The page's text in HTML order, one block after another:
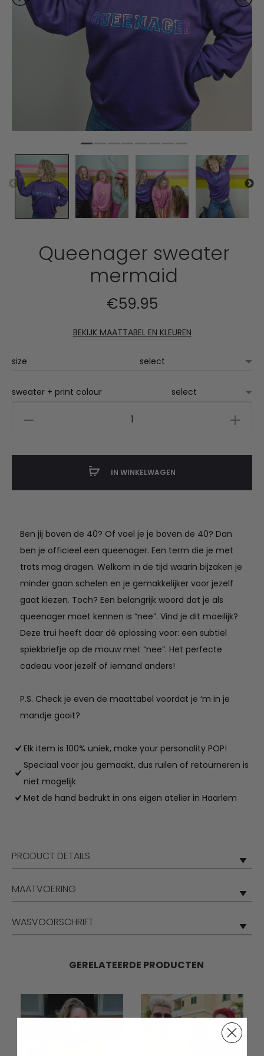
Queenager sweater
mermaid
Ben jij boven de 40? Of voel je je boven de 40? Dan
ben je officieel een queenager. Een term die je met
trots mag dragen. Welkom in de tijd waarin bijzaken je
minder gaan schelen en je gemakkelijker voor jezelf
gaat kiezen. Toch? Een belangrijk woord dat je als
queenager moet kennen is “nee”. Vind je dit moeilijk?
Deze trui heeft daar dé oplossing voor: een subtiel
spiekbriefje op de mouw met “nee”. Het perfecte
cadeau voor jezelf of iemand anders!
P.S. Check je even de maattabel voordat je ‘m in je
mandje gooit?
€59.95
Elk item is 100% uniek, make your personality POP!
Speciaal voor jou gemaakt, dus ruilen of retourneren is
niet mogelijk
Met de hand bedrukt in ons eigen atelier in Haarlem
BEKIJK MAATTABEL EN KLEUREN
size
sweater + print colour
IN WINKELWAGEN
PRODUCT DETAILS
MAATVOERING
WASVOORSCHRIFT
GERELATEERDE PRODUCTEN